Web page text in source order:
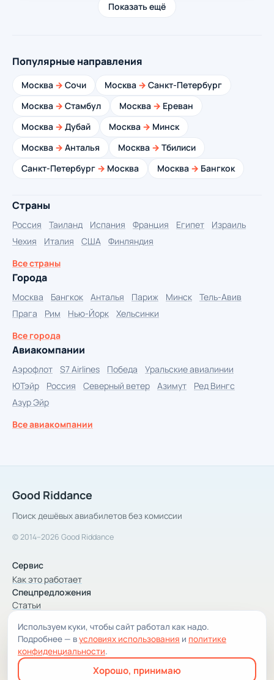
Показать ещё
Популярные направления
Москва → Сочи Москва → Санкт-Петербург
Москва → Стамбул Москва → Ереван
Москва → Дубай Москва → Минск
Москва → Анталья Москва → Тбилиси
Санкт-Петербург → Москва Москва → Бангкок
Страны
Россия Таиланд Испания Франция Египет
Израиль
Чехия
Италия США
Финляндия
Все страны
Города
Москва Бангкок Анталья Париж Минск
Тель-Авив
Прага
Рим Нью-Йорк
Хельсинки
Все города
Авиакомпании
Аэрофлот S7 Airlines Победа
Уральские авиалинии
ЮТэйр
Россия Северный ветер Азимут
Ред Вингс
Азур Эйр
Все авиакомпании
Good Riddance
Поиск дешёвых авиабилетов без комиссии
© 2014–2026 Good Riddance
Сервис
Как это работает
Спецпредложения
Статьи
Компания
Компания и контакты
Условия использования
Конфиденциальность
Используем куки, чтобы сайт работал как надо.
Подробнее — вусловиях использования и политике
конфиденциальности.
Хорошо, принимаю